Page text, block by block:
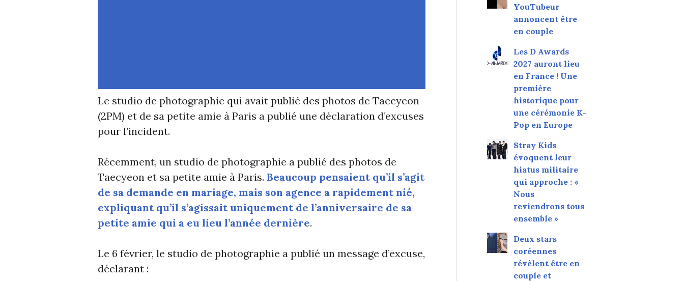
Le studio de photographie qui avait publié des photos de Taecyeon
(2PM) et de sa petite amie à Paris a publié une déclaration d’excuses
pour l’incident.
Récemment, un studio de photographie a publié des photos de
Taecyeon et sa petite amie à Paris. Beaucoup pensaient qu’il s’agit
de sa demande en mariage, mais son agence a rapidement nié,
expliquant qu’il s’agissait uniquement de l’anniversaire de sa
petite amie qui a eu lieu l’année dernière.
Le 6 février, le studio de photographie a publié un message d’excuse,
déclarant :
YouTubeur
annoncent être
en couple
Les D Awards
2027 auront lieu
en France ! Une
première
historique pour
une cérémonie K-
Pop en Europe
Stray Kids
évoquent leur
hiatus militaire
qui approche : «
Nous
reviendrons tous
ensemble »
Deux stars
coréennes
révèlent être en
couple et